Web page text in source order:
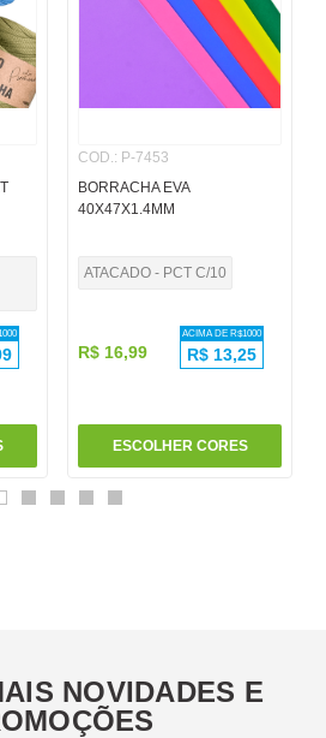
COD.: P-7453
BORRACHA EVA
40X47X1.4MM
ATACADO - PCT C/10
R$ 16,99
ACIMA DE R$1000
R$ 13,25
ESCOLHER CORES
NOVIDADES E